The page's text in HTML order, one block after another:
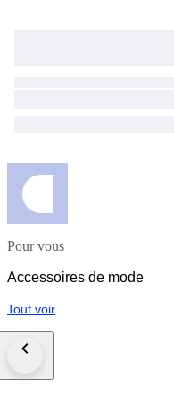
Pour vous
Accessoires de mode
Tout voir